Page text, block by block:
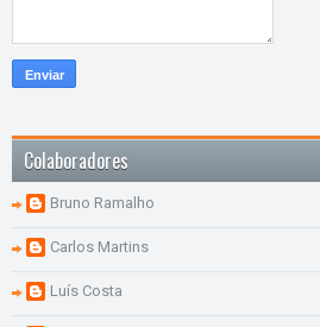
Colaboradores
Bruno Ramalho
Carlos Martins
Luís Costa